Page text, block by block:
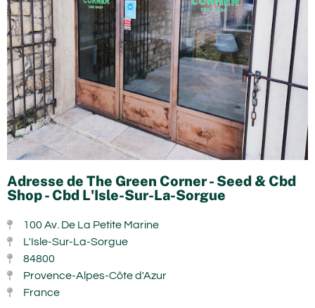
Adresse de The Green Corner - Seed & Cbd
Shop - Cbd L'Isle-Sur-La-Sorgue
100 Av. De La Petite Marine
L'Isle-Sur-La-Sorgue
84800
Provence-Alpes-Côte d'Azur
France